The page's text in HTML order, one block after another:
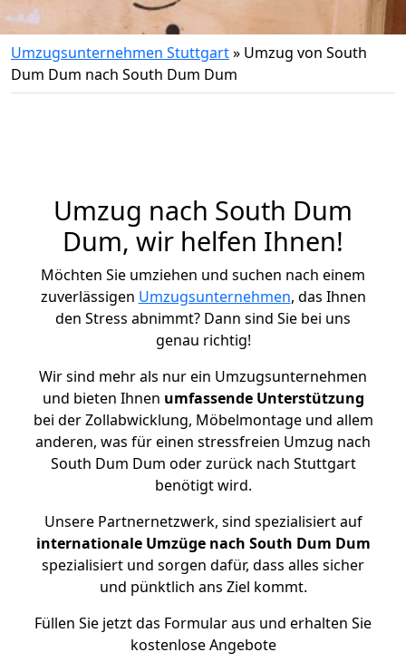
Umzugsunternehmen Stuttgart» Umzug von South
Dum Dum nach South Dum Dum
Umzug nach South Dum
Dum, wir helfen Ihnen!
Möchten Sie umziehen und suchen nach einem
zuverlässigen Umzugsunternehmen, das Ihnen
den Stress abnimmt? Dann sind Sie bei uns
genau richtig!
Wir sind mehr als nur ein Umzugsunternehmen
und bieten Ihnen umfassende Unterstützung
bei der Zollabwicklung, Möbelmontage und allem
anderen, was für einen stressfreien Umzug nach
South Dum Dum oder zurück nach Stuttgart
benötigt wird.
Unsere Partnernetzwerk, sind spezialisiert auf
internationale Umzüge nach South Dum Dum
spezialisiert und sorgen dafür, dass alles sicher
und pünktlich ans Ziel kommt.
Füllen Sie jetzt das Formular aus und erhalten Sie
kostenlose Angebote